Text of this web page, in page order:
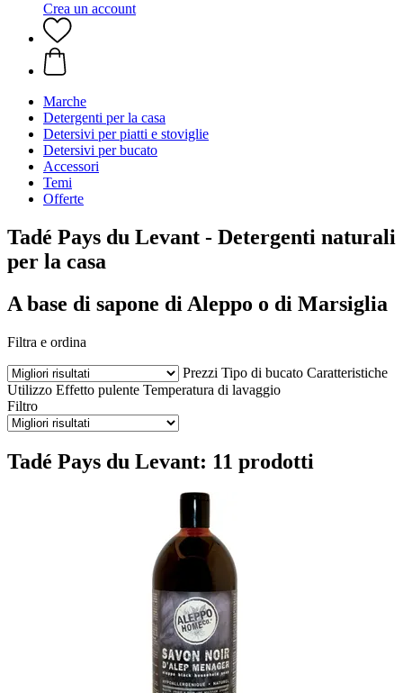
Crea un account
Marche
Detergenti per la casa
Detersivi per piatti e stoviglie
Detersivi per bucato
Accessori
Temi
Offerte
Tadé Pays du Levant - Detergenti naturali
per la casa
A base di sapone di Aleppo o di Marsiglia
Filtra e ordina
Prezzi Tipo di bucato Caratteristiche
Utilizzo Effetto pulente Temperatura di lavaggio
Filtro
Tadé Pays du Levant: 11 prodotti